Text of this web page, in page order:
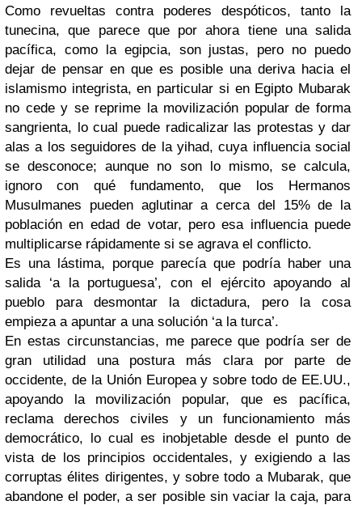
Como revueltas contra poderes despóticos, tanto la
tunecina, que parece que por ahora tiene una salida
pacífica, como la egipcia, son justas, pero no puedo
dejar de pensar en que es posible una deriva hacia el
islamismo integrista, en particular si en Egipto Mubarak
no cede y se reprime la movilización popular de forma
sangrienta, lo cual puede radicalizar las protestas y dar
alas a los seguidores de la yihad, cuya influencia social
se desconoce; aunque no son lo mismo, se calcula,
ignoro con qué fundamento, que los Hermanos
Musulmanes pueden aglutinar a cerca del 15% de la
población en edad de votar, pero esa influencia puede
multiplicarse rápidamente si se agrava el conflicto.
Es una lástima, porque parecía que podría haber una
salida ‘a la portuguesa’, con el ejército apoyando al
pueblo para desmontar la dictadura, pero la cosa
empieza a apuntar a una solución ‘a la turca’.
En estas circunstancias, me parece que podría ser de
gran utilidad una postura más clara por parte de
occidente, de la Unión Europea y sobre todo de EE.UU.,
apoyando la movilización popular, que es pacífica,
reclama derechos civiles y un funcionamiento más
democrático, lo cual es inobjetable desde el punto de
vista de los principios occidentales, y exigiendo a las
corruptas élites dirigentes, y sobre todo a Mubarak, que
abandone el poder, a ser posible sin vaciar la caja, para